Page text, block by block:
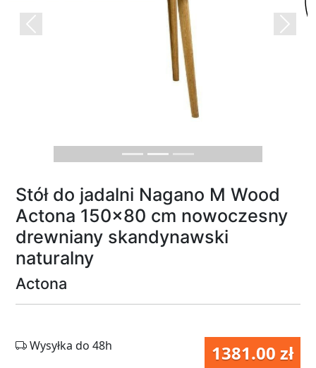
Previous Next
Stół do jadalni Nagano M Wood
Actona 150x80 cm nowoczesny
drewniany skandynawski
naturalny
Actona
1381.00 zł
Wysyłka do 48h